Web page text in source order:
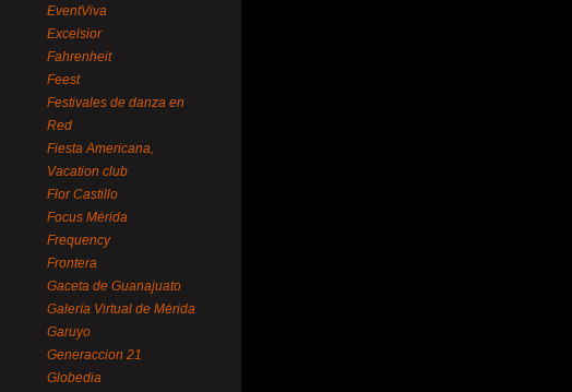
EventViva
Excelsior
Fahrenheit
Feest
Festivales de danza en
Red
Fiesta Americana,
Vacation club
Flor Castillo
Focus Mérida
Frequency
Frontera
Gaceta de Guanajuato
Galería Virtual de Mérida
Garuyo
Generaccion 21
Globedia